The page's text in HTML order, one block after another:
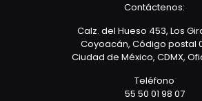
Contáctenos:
Calz. del Hueso 453, Los
Coyoacán, Código postal
Ciudad de México, CDMX,
Teléfono
55 50 01 98 07